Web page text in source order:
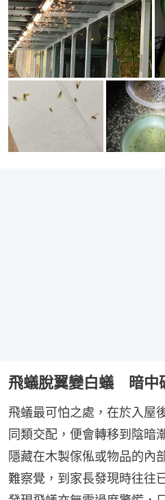
飛蟻脫翼變白蟻 暗中
飛蟻最可怕之處，在於入屋
同類交配，便會轉移到陰暗
隱藏在木製傢俬或物品的內
難察覺，到家長發現時往往